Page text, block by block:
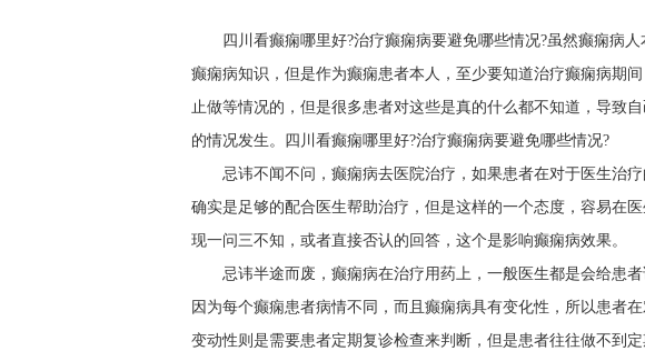
四川看癫痫哪里好?治疗癫痫病要避免哪些情况?虽然癫痫病
癫痫病知识，但是作为癫痫患者本人，至少要知道治疗癫痫病期
止做等情况的，但是很多患者对这些是真的什么都不知道，导致
的情况发生。四川看癫痫哪里好?治疗癫痫病要避免哪些情况?
忌讳不闻不问，癫痫病去医院治疗，如果患者在对于医生治
确实是足够的配合医生帮助治疗，但是这样的一个态度，容易在
现一问三不知，或者直接否认的回答，这个是影响癫痫病效果。
忌讳半途而废，癫痫病在治疗用药上，一般医生都是会给患
因为每个癫痫患者病情不同，而且癫痫病具有变化性，所以患者
变动性则是需要患者定期复诊检查来判断，但是患者往往做不到定